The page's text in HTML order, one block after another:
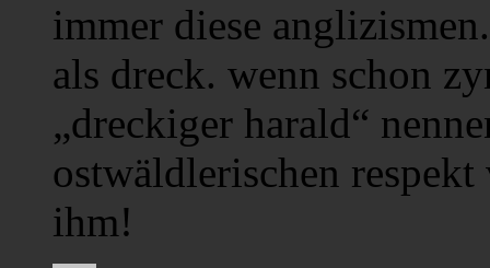
immer diese
als dreck. wenn schon
„dreckiger harald“
ostwäldlerischen
ihm!